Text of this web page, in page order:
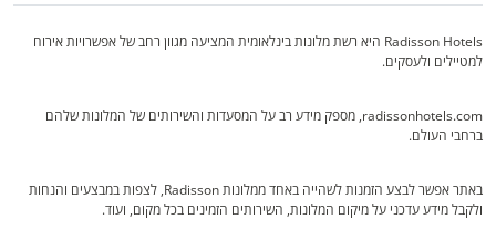
Radisson Hotels היא רשת מלונות בינלאומית המציעה מגוון רחב של אפשרויות אירוח
למטיילים ולעסקים.
radissonhotels.com, מספק מידע רב על המסעדות והשירותים של המלונות שלהם
ברחבי העולם.
באתר אפשר לבצע הזמנות לשהייה באחד ממלונות Radisson, לצפות במבצעים והנחות
ולקבל מידע עדכני על מיקום המלונות, השירותים הזמינים בכל מקום, ועוד.